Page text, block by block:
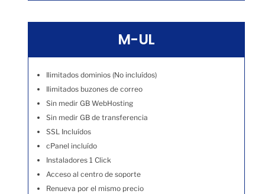
M-UL
Ilimitados dominios (No incluídos)
Ilimitados buzones de correo
Sin medir GB WebHosting
Sin medir GB de transferencia
SSL Incluídos
cPanel incluído
Instaladores 1 Click
Acceso al centro de soporte
Renueva por el mismo precio